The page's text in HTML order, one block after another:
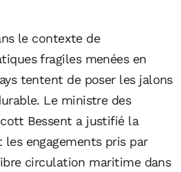
le contexte de
fragiles menées en
tentent de poser les jalons
Le ministre des
Bessent a justifié la
engagements pris par
circulation maritime dans